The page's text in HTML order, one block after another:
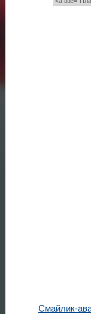
Смайлик-